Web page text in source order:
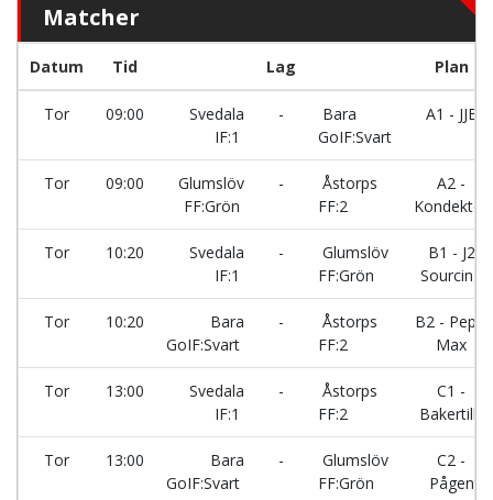
Matcher
Datum Tid Lag Plan
Tor 09:00
Svedala
IF:1
-
Bara
GoIF:Svart
A1 - JJE
Tor 09:00
Glumslöv
FF:Grön
-
Åstorps
FF:2
A2 -
Kondektor
Tor 10:20
Svedala
IF:1
-
Glumslöv
FF:Grön
B1 - J2
Sourcing
Tor 10:20
Bara
GoIF:Svart
-
Åstorps
FF:2
B2 - Pepsi
Max
Tor 13:00
Svedala
IF:1
-
Åstorps
FF:2
C1 -
Bakertilly
Tor 13:00
Bara
GoIF:Svart
-
Glumslöv
FF:Grön
C2 -
Pågen